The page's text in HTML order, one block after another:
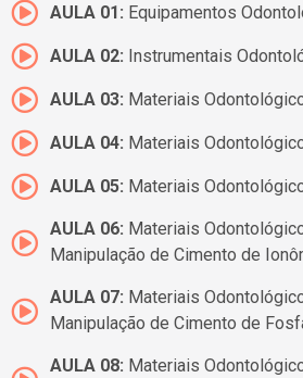
AULA 01: Equipamentos
AULA 02: Instrumentais
AULA 03: Materiais
AULA 04: Materiais
AULA 05: Materiais
AULA 06: Materiais
Manipulação de Cimento de
AULA 07: Materiais
Manipulação de Cimento de
AULA 08: Materiais